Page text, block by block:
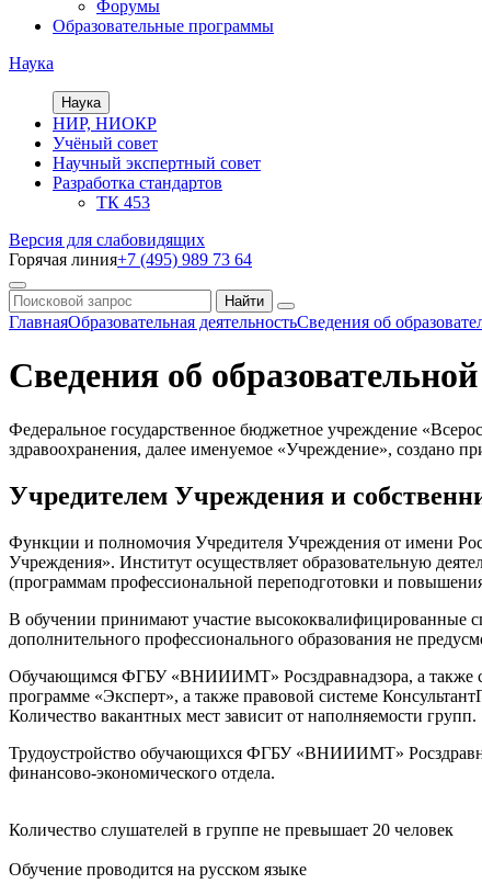
Форумы
Образовательные программы
Наука
Наука
НИР, НИОКР
Учёный совет
Научный экспертный совет
Разработка стандартов
ТК 453
Версия для слабовидящих
Горячая линия+7 (495) 989 73 64
ГлавнаяОбразовательная деятельностьСведения об
Сведения об
Федеральное государственное бюджетное учреждение
здравоохранения, далее именуемое «Учреждение», создано
Учредителем Учреждения и
Функции и полномочия Учредителя Учреждения от имени
Учреждения». Институт осуществляет образовательную
(программам профессиональной переподготовки и
В обучении принимают участие высококвалифицированные
дополнительного профессионального образования не
Обучающимся ФГБУ «ВНИИИМТ» Росздравнадзора, а также
программе «Эксперт», а также правовой системе
Количество вакантных мест зависит от наполняемости групп.
Трудоустройство обучающихся ФГБУ «ВНИИИМТ»
финансово-экономического отдела.
Количество слушателей в группе не превышает 20 человек
Обучение проводится на русском языке